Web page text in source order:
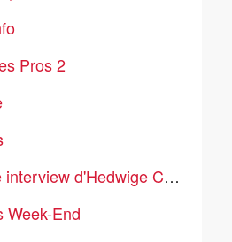
Pros 2
d'Hedwige Chevrillon
Week-End